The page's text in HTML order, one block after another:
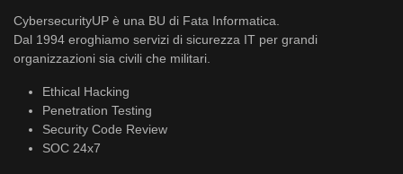
CybersecurityUP è una BU di Fata Informatica.
Dal 1994 eroghiamo servizi di sicurezza IT per grandi
organizzazioni sia civili che militari.
Ethical Hacking
Penetration Testing
Security Code Review
SOC 24x7